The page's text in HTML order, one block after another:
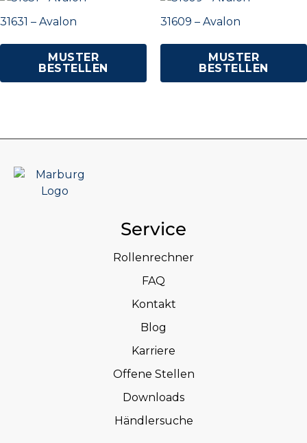
31631 – Avalon
MUSTER
BESTELLEN
31609 – Avalon
MUSTER
BESTELLEN
Service
Rollenrechner
FAQ
Kontakt
Blog
Karriere
Offene Stellen
Downloads
Händlersuche